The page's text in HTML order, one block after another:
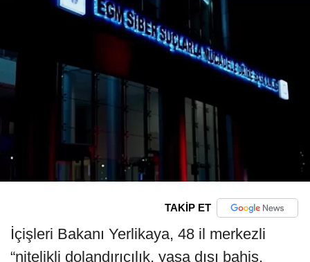
TAKİP ET
İçişleri Bakanı Yerlikaya, 48 il merkezli
“nitelikli dolandırıcılık, yasa dışı bahis,